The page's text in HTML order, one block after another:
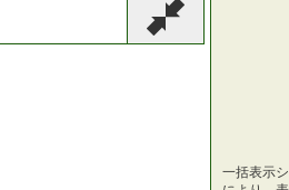
一括表示